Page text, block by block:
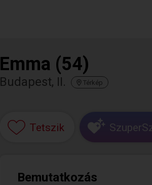
Emma (54)
Budapest, II. Térkép
Tetszik
Bemutatkozás